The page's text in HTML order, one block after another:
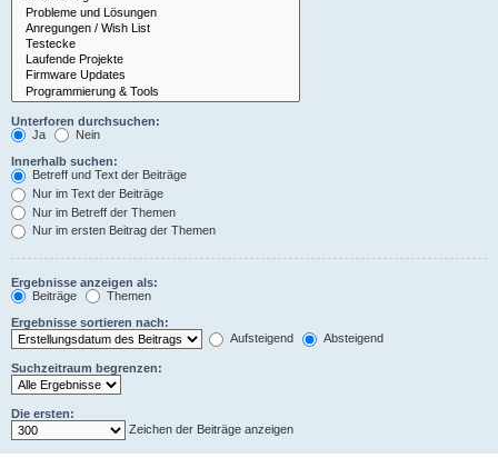
Unterforen durchsuchen:
Ja
Nein
Innerhalb suchen:
Betreff und Text der Beiträge
Nur im Text der Beiträge
Nur im Betreff der Themen
Nur im ersten Beitrag der Themen
Ergebnisse anzeigen als:
Beiträge
Themen
Ergebnisse sortieren nach:
Aufsteigend
Absteigend
Suchzeitraum begrenzen:
Die ersten:
Zeichen der Beiträge anzeigen